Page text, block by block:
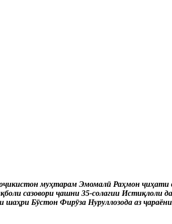
муҳтарам Эмомалӣ Раҳмон ҷиҳати
сазовори ҷашни 35-солагии Истиқлоли
Бӯстон Фирӯза Нуруллозода аз